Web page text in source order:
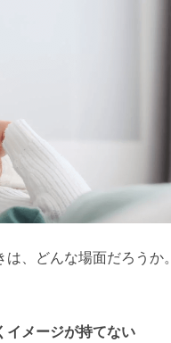
、どんな場面だろうか。
イメージが持てない